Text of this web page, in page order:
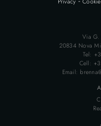
Via
20834 Nova
Tel:
Cell:
Email: